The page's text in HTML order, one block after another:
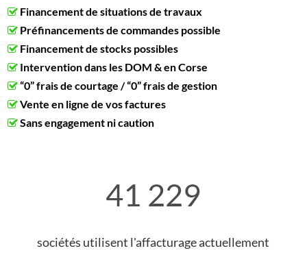
Financement de situations de travaux
Préfinancements de commandes possible
Financement de stocks possibles
Intervention dans les DOM & en Corse
“0” frais de courtage / “0” frais de gestion
Vente en ligne de vos factures
Sans engagement ni caution
41 229
sociétés utilisent l'affacturage actuellement